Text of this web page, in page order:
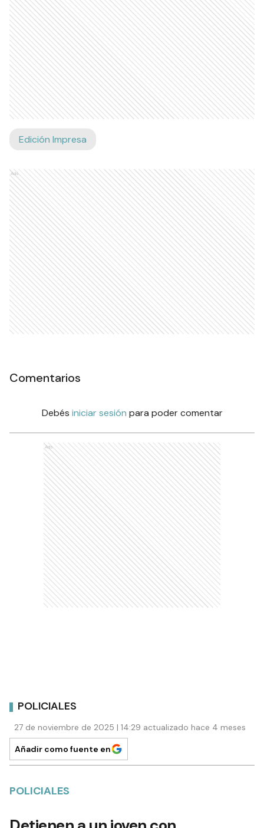
Edición Impresa
Ads
Comentarios
Debés iniciar sesión para poder comentar
Ads
POLICIALES
27 de noviembre de 2025 | 14:29 actualizado hace 4 meses
Añadir como fuente en
POLICIALES